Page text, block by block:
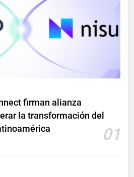
firman alianza
la transformación del
01